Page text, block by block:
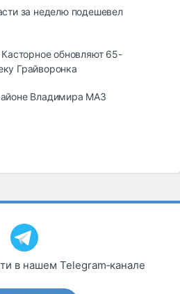
за неделю подешевел
обновляют 65-
Грайворонка
Владимира МАЗ
в нашем Telegram‑канале